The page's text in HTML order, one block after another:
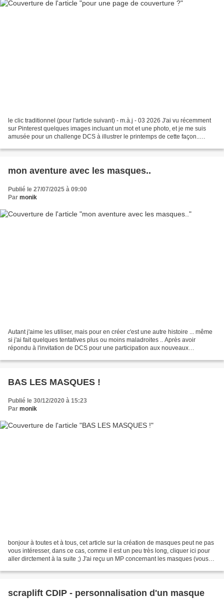
le clic traditionnel (pour l'article suivant) - m.à.j - 03 2026 J'ai vu récemment
sur Pinterest quelques images incluant un mot et une photo, et je me suis
amusée pour un challenge DCS à illustrer le printemps de cette façon..
mon aventure avec les masques..
Publié le 27/07/2025 à 09:00
Par monik
Autant j'aime les utiliser, mais pour en créer c'est une autre histoire ... même
si j'ai fait quelques tentatives plus ou moins maladroites .. Après avoir
répondu à l'invitation de DCS pour une participation aux nouveaux
BAS LES MASQUES !
Publié le 30/12/2020 à 15:23
Par monik
bonjour à toutes et à tous, cet article sur la création de masques peut ne pas
vous intéresser, dans ce cas, comme il est un peu très long, cliquer ici pour
aller dirctement à la suite ;) J'ai reçu un MP concernant les masques (vous
scraplift CDIP - personnalisation d'un masque